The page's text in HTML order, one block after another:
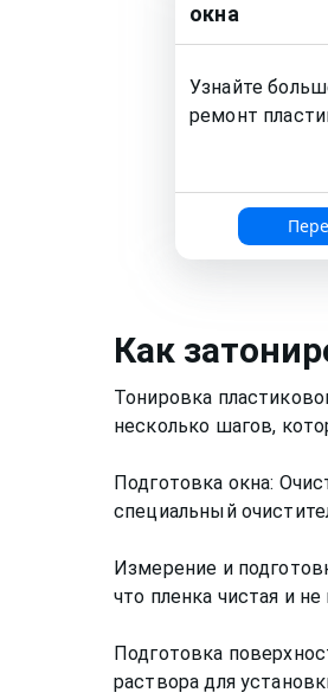
окна
Узнайте
ремонт
Как
Тонировка
несколько шагов,
Подготовка окна:
специальный
Измерение и
что пленка чистая и
Подготовка
раствора для